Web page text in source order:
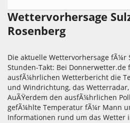
Wettervorhersage
Rosenberg
Die aktuelle Wettervorhersage fÃ¼r
Stunden-Takt: Bei Donnerwetter.de
ausfÃ¼hrlichen Wetterbericht die
und Windrichtung, das
AuÃŸerdem den ausfÃ¼hrlichen
gefÃ¼hlte Temperatur fÃ¼r Mann
Informationen rund um das Wetter